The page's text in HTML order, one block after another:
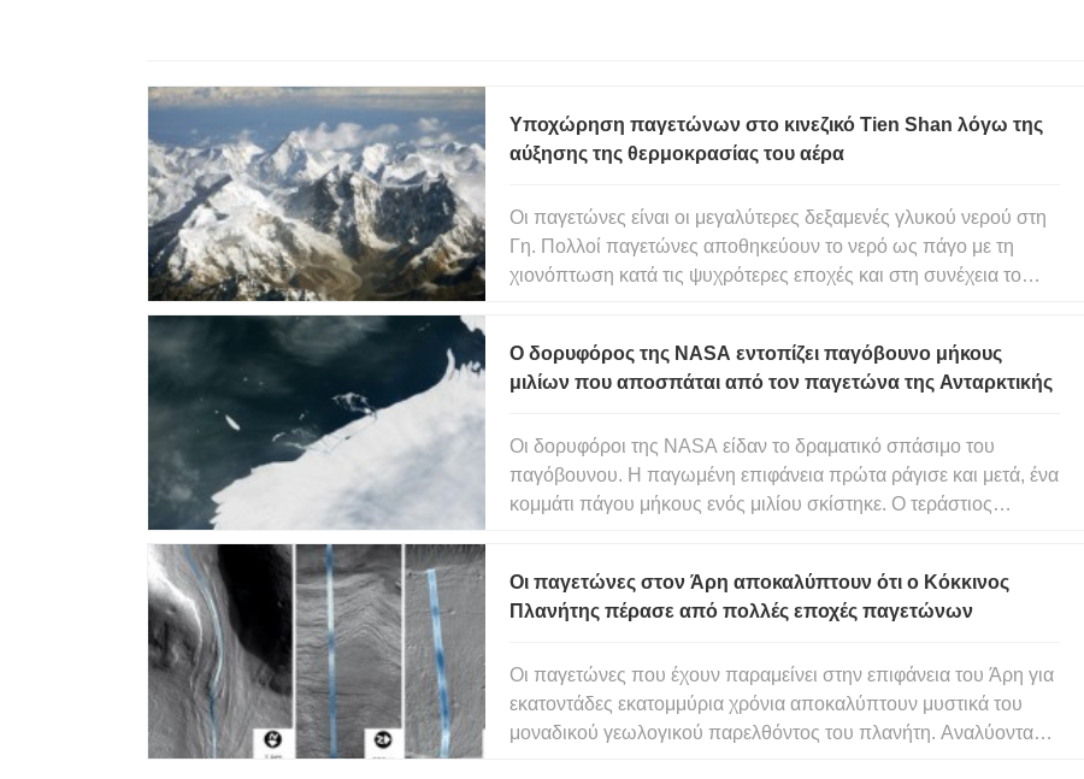
Υποχώρηση παγετώνων στο κινεζικό Tien Shan λόγω της
αύξησης της θερμοκρασίας του αέρα
Οι παγετώνες είναι οι μεγαλύτερες δεξαμενές γλυκού νερού στη
Γη. Πολλοί παγετώνες αποθηκεύουν το νερό ως πάγο με τη
χιονόπτωση κατά τις ψυχρότερες εποχές και στη συνέχεια το
λιωμέν
Ο δορυφόρος της NASA εντοπίζει παγόβουνο μήκους
μιλίων που αποσπάται από τον παγετώνα της Ανταρκτικής
Οι δορυφόροι της NASA είδαν το δραματικό σπάσιμο του
παγόβουνου. Η παγωμένη επιφάνεια πρώτα ράγισε και μετά, ένα
κομμάτι πάγου μήκους ενός μιλίου σκίστηκε. Ο τεράστιος
τοκετός
Οι παγετώνες στον Άρη αποκαλύπτουν ότι ο Κόκκινος
Πλανήτης πέρασε από πολλές εποχές παγετώνων
Οι παγετώνες που έχουν παραμείνει στην επιφάνεια του Άρη για
εκατοντάδες εκατομμύρια χρόνια αποκαλύπτουν μυστικά του
μοναδικού γεωλογικού παρελθόντος του πλανήτη. Αναλύοντας